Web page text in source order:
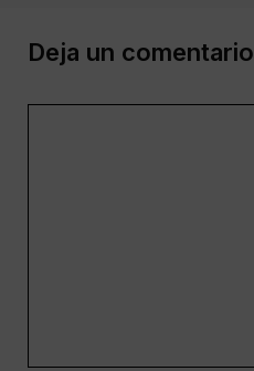
Deja un comentario